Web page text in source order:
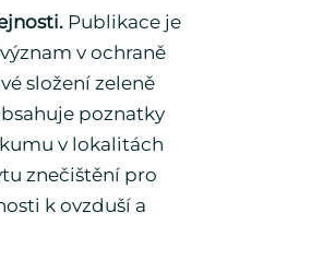
Publikace je
v ochraně
složení zeleně
poznatky
v lokalitách
znečištění pro
k ovzduší a